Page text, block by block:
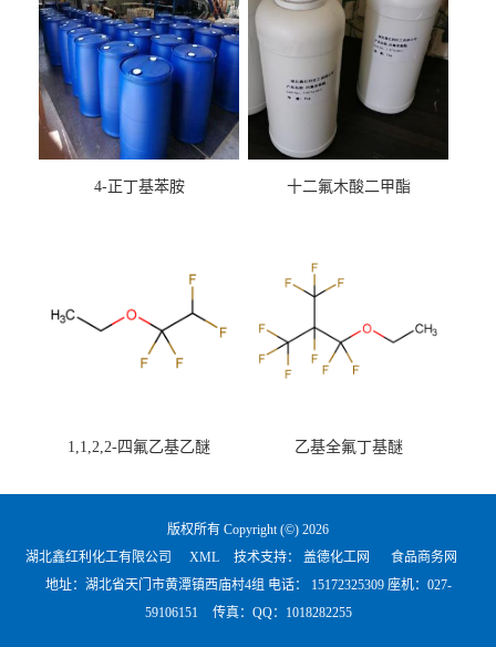
4-正丁基苯胺 十二氟木酸二甲酯
1,1,2,2-四氟乙基乙醚 乙基全氟丁基醚
版权所有 Copyright (©) 2026
湖北鑫红利化工有限公司
XML 技术支持： 盖德化工网
食品商务网
地址：湖北省天门市黄潭镇西庙村4组 电话：
15172325309 座机：027-
59106151
传真：QQ：1018282255